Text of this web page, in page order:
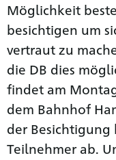
Möglichkeit
besichtigen um
vertraut zu
die DB dies
findet am
dem Bahnhof
der
Teilnehmer ab.